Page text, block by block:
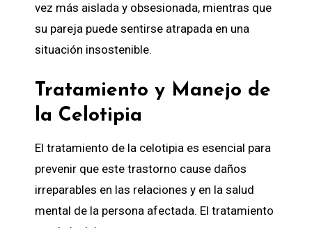
vez más aislada y obsesionada, mientras que
su pareja puede sentirse atrapada en una
situación insostenible.
Tratamiento y Manejo de
la Celotipia
El tratamiento de la celotipia es esencial para
prevenir que este trastorno cause daños
irreparables en las relaciones y en la salud
mental de la persona afectada. El tratamiento